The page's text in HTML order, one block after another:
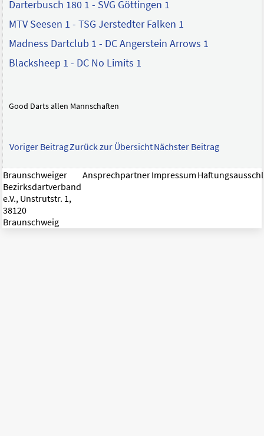
Darterbusch 180 1 - SVG Göttingen 1
MTV Seesen 1 - TSG Jerstedter Falken 1
Madness Dartclub 1 - DC Angerstein Arrows 1
Blacksheep 1 - DC No Limits 1
Good Darts allen Mannschaften
Voriger BeitragZurück zur ÜbersichtNächster Beitrag
Braunschweiger
Bezirksdartverband
e.V., Unstrutstr. 1,
38120
Braunschweig
AnsprechpartnerImpressum